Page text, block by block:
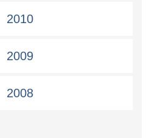
2010
2009
2008